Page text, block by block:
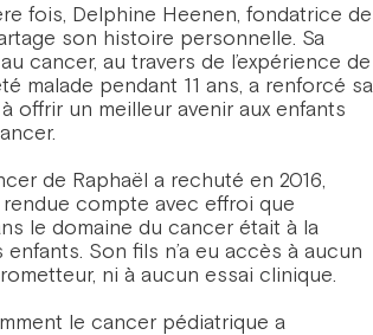
fois, Delphine Heenen, fondatrice de
son histoire personnelle. Sa
cancer, au travers de l’expérience de
malade pendant 11 ans, a renforcé sa
offrir un meilleur avenir aux enfants
de Raphaël a rechuté en 2016,
rendue compte avec effroi que
le domaine du cancer était à la
Son fils n’a eu accès à aucun
ni à aucun essai clinique.
le cancer pédiatrique a